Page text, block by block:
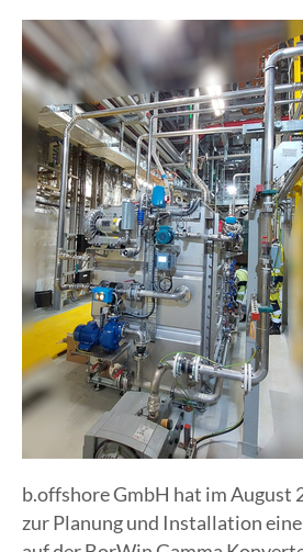
b.offshore GmbH hat im August
zur Planung und Installation